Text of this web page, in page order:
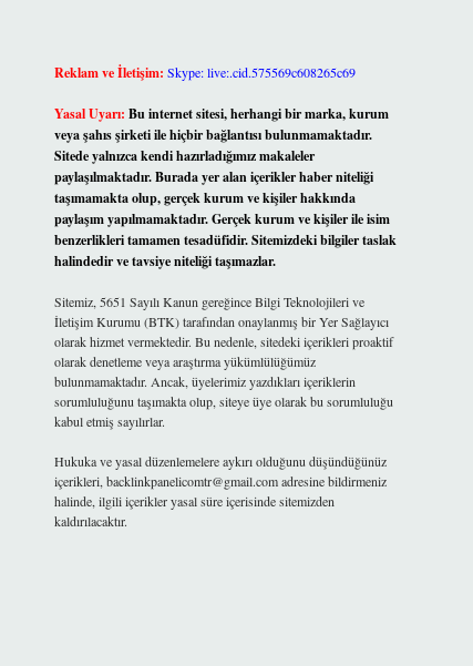
Reklam ve İletişim: Skype: live:.cid.575569c608265c69
Yasal Uyarı: Bu internet sitesi, herhangi bir marka, kurum
veya şahıs şirketi ile hiçbir bağlantısı bulunmamaktadır.
Sitede yalnızca kendi hazırladığımız makaleler
paylaşılmaktadır. Burada yer alan içerikler haber niteliği
taşımamakta olup, gerçek kurum ve kişiler hakkında
paylaşım yapılmamaktadır. Gerçek kurum ve kişiler ile isim
benzerlikleri tamamen tesadüfidir. Sitemizdeki bilgiler taslak
halindedir ve tavsiye niteliği taşımazlar.
Sitemiz, 5651 Sayılı Kanun gereğince Bilgi Teknolojileri ve
İletişim Kurumu (BTK) tarafından onaylanmış bir Yer Sağlayıcı
olarak hizmet vermektedir. Bu nedenle, sitedeki içerikleri proaktif
olarak denetleme veya araştırma yükümlülüğümüz
bulunmamaktadır. Ancak, üyelerimiz yazdıkları içeriklerin
sorumluluğunu taşımakta olup, siteye üye olarak bu sorumluluğu
kabul etmiş sayılırlar.
Hukuka ve yasal düzenlemelere aykırı olduğunu düşündüğünüz
içerikleri, backlinkpanelicomtr@gmail.comadresine bildirmeniz
halinde, ilgili içerikler yasal süre içerisinde sitemizden
kaldırılacaktır.